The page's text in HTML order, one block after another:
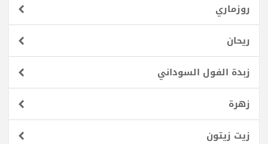
روزماري
ريحان
زبدة الفول السوداني
زهرة
زيت زيتون